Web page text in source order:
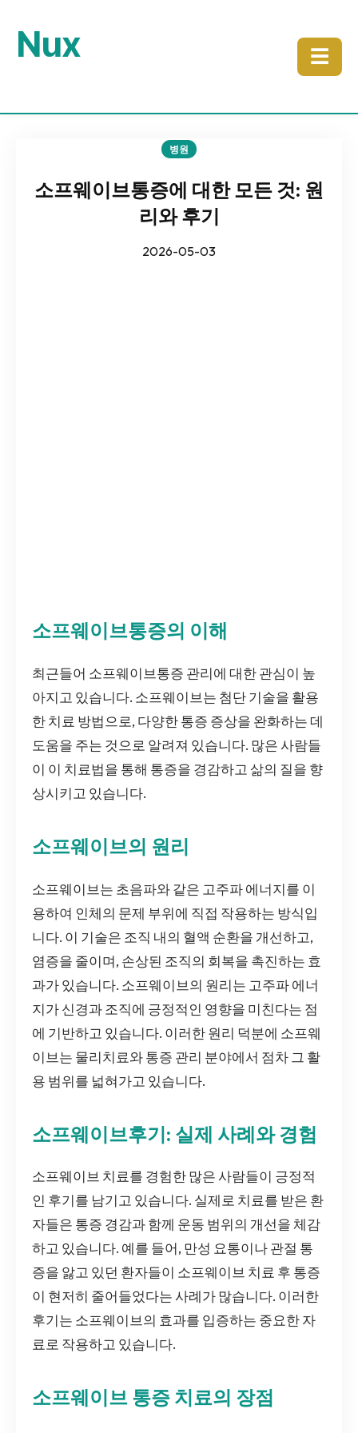
Nux ☰
병원
소프웨이브통증에 대한 모든 것: 원
리와 후기
2026-05-03
소프웨이브통증의 이해
최근들어 소프웨이브통증 관리에 대한 관심이 높
아지고 있습니다. 소프웨이브는 첨단 기술을 활용
한 치료 방법으로, 다양한 통증 증상을 완화하는 데
도움을 주는 것으로 알려져 있습니다. 많은 사람들
이 이 치료법을 통해 통증을 경감하고 삶의 질을 향
상시키고 있습니다.
소프웨이브의 원리
소프웨이브는 초음파와 같은 고주파 에너지를 이
용하여 인체의 문제 부위에 직접 작용하는 방식입
니다. 이 기술은 조직 내의 혈액 순환을 개선하고,
염증을 줄이며, 손상된 조직의 회복을 촉진하는 효
과가 있습니다. 소프웨이브의 원리는 고주파 에너
지가 신경과 조직에 긍정적인 영향을 미친다는 점
에 기반하고 있습니다. 이러한 원리 덕분에 소프웨
이브는 물리치료와 통증 관리 분야에서 점차 그 활
용 범위를 넓혀가고 있습니다.
소프웨이브후기: 실제 사례와 경험
소프웨이브 치료를 경험한 많은 사람들이 긍정적
인 후기를 남기고 있습니다. 실제로 치료를 받은 환
자들은 통증 경감과 함께 운동 범위의 개선을 체감
하고 있습니다. 예를 들어, 만성 요통이나 관절 통
증을 앓고 있던 환자들이 소프웨이브 치료 후 통증
이 현저히 줄어들었다는 사례가 많습니다. 이러한
후기는 소프웨이브의 효과를 입증하는 중요한 자
료로 작용하고 있습니다.
소프웨이브 통증 치료의 장점